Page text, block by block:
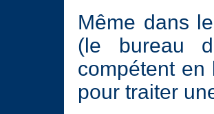
Même dans
(le bureau
compétent en
pour traiter